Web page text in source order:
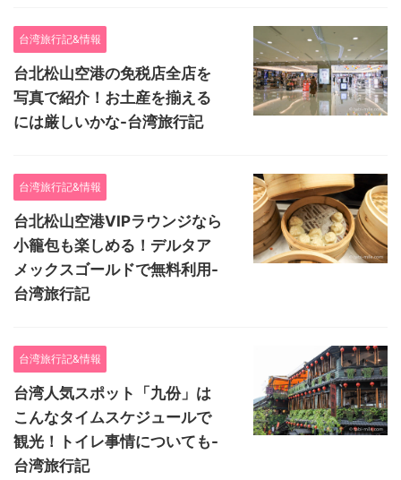
台湾旅行記&情報
台北松山空港の免税店全店を
写真で紹介！お土産を揃える
には厳しいかな-台湾旅行記
台湾旅行記&情報
台北松山空港VIPラウンジなら
小籠包も楽しめる！デルタア
メックスゴールドで無料利用-
台湾旅行記
台湾旅行記&情報
台湾人気スポット「九份」は
こんなタイムスケジュールで
観光！トイレ事情についても-
台湾旅行記